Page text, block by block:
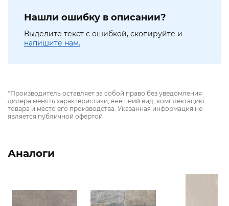
Нашли ошибку в описании?
Выделите текст с ошибкой, скопируйте и
напишите нам.
*Производитель оставляет за собой право без уведомления
дилера менять характеристики, внешний вид, комплектацию
товара и место его производства. Указанная информация не
является публичной офертой
Аналоги